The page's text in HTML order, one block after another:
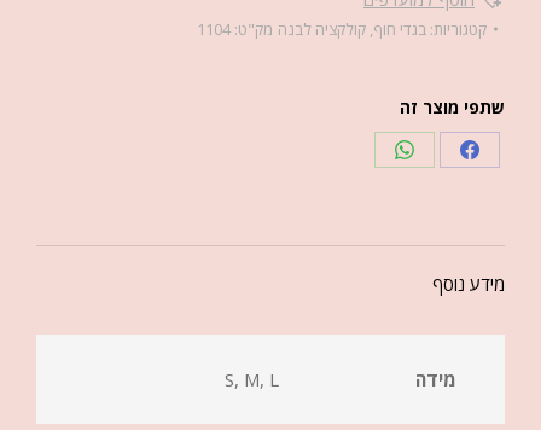
קטגוריות: בגדי חוף קולקציה לבנה מק"ט:1104
שתפי מוצר זה
מידע נוסף
מידה S, M, L